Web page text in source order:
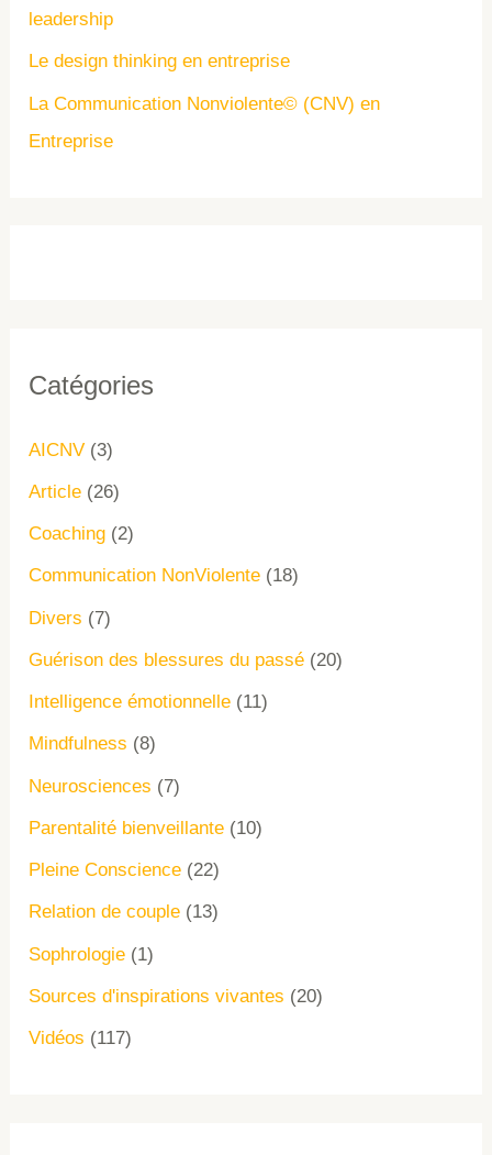
leadership
Le design thinking en entreprise
La Communication Nonviolente© (CNV) en
Entreprise
Catégories
AICNV (3)
Article (26)
Coaching (2)
Communication NonViolente (18)
Divers (7)
Guérison des blessures du passé (20)
Intelligence émotionnelle (11)
Mindfulness (8)
Neurosciences (7)
Parentalité bienveillante (10)
Pleine Conscience (22)
Relation de couple (13)
Sophrologie (1)
Sources d'inspirations vivantes (20)
Vidéos (117)